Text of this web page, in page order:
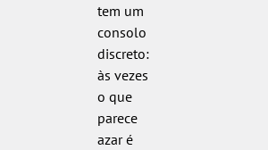
tem um
consolo
discreto:
às vezes
o que
parece
azar é